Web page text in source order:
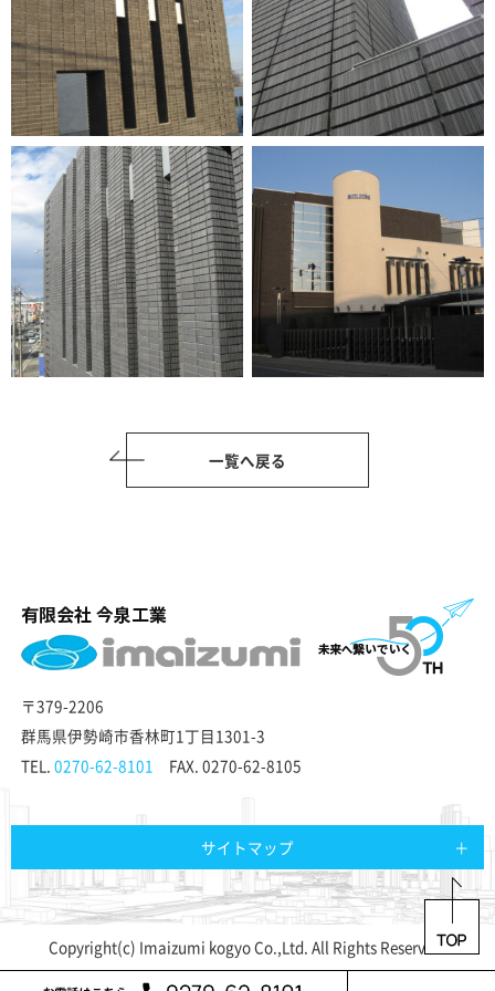
一覧へ戻る
〒379-2206
群馬県伊勢崎市香林町1丁目1301-3
TEL. 0270-62-8101 FAX. 0270-62-8105
サイトマップ
Copyright(c) Imaizumi kogyo Co.,Ltd. All Rights Reserved.